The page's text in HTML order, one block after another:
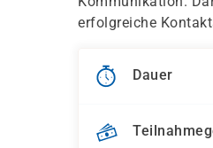
erfolgreiche
Dauer